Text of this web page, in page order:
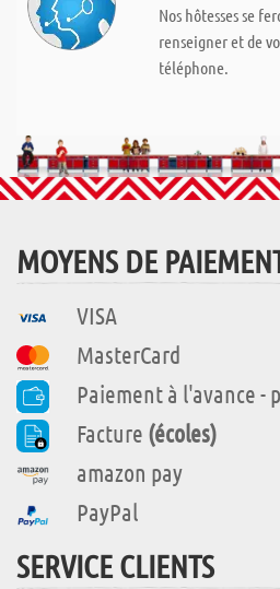
Nos hôtesses se
renseigner et de
téléphone.
MOYENS DE
VISA
MasterCard
Paiement à l'avance -
Facture (écoles)
amazon pay
PayPal
SERVICE CLIENTS